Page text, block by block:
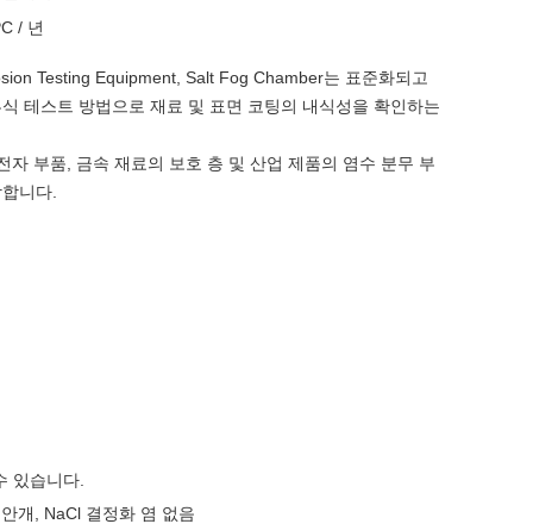
/ 년
Testing Equipment, Salt Fog Chamber는 표준화되고
테스트 방법으로 재료 및 표면 코팅의 내식성을 확인하는
자 부품, 금속 재료의 보호 층 및 산업 제품의 염수 분무 부
니다.
있습니다.
개, NaCl 결정화 염 없음